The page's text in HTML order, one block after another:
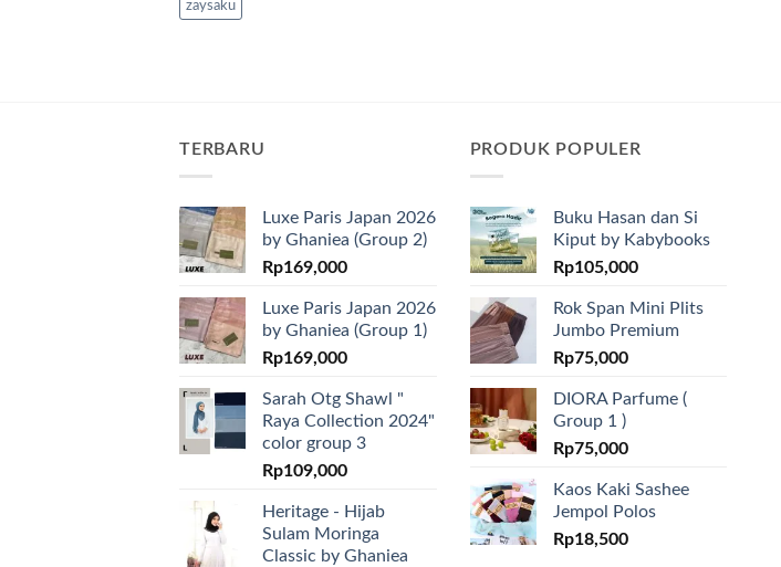
zaysaku
TERBARU
Luxe Paris Japan 2026
by Ghaniea (Group 2)
Rp169,000
Luxe Paris Japan 2026
by Ghaniea (Group 1)
Rp169,000
Sarah Otg Shawl "
Raya Collection 2024"
color group 3
Rp109,000
Heritage - Hijab
Sulam Moringa
Classic by Ghaniea
PRODUK POPULER
Buku Hasan dan Si
Kiput by Kabybooks
Rp105,000
Rok Span Mini Plits
Jumbo Premium
Rp75,000
DIORA Parfume (
Group 1 )
Rp75,000
Kaos Kaki Sashee
Jempol Polos
Rp18,500